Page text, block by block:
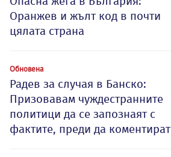
Оранжев и жълт код в почти
цялата страна
Обновена
Радев за случая в Банско:
Призовавам чуждестранните
политици да се запознаят с
фактите, преди да коментират